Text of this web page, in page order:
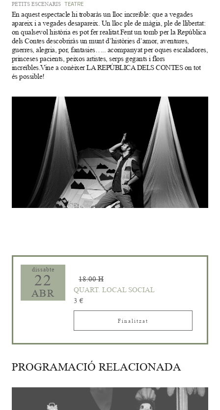
PETITS ESCENARIS TEATRE
En aquest espectacle hi trobaràs un lloc increïble: que a vegades
apareix i a vegades desapareix. Un lloc ple de màgia, ple de llibertat:
on qualsevol història es pot fer realitat.Fent un tomb per la República
dels Contes descobriràs un munt d’històries d’amor, aventures,
guerres, alegria, por, fantasies….. acompanyat per oques escaladores,
princeses pacients, peixos artistes, serps gegants i flors
increïbles.Vine a conèixer LA REPÚBLICA DELS CONTES on tot
és possible!
dissabte
22
ABR
18:00 H
QUART. LOCAL SOCIAL
3 €
Finalitzat
PROGRAMACIÓ RELACIONADA